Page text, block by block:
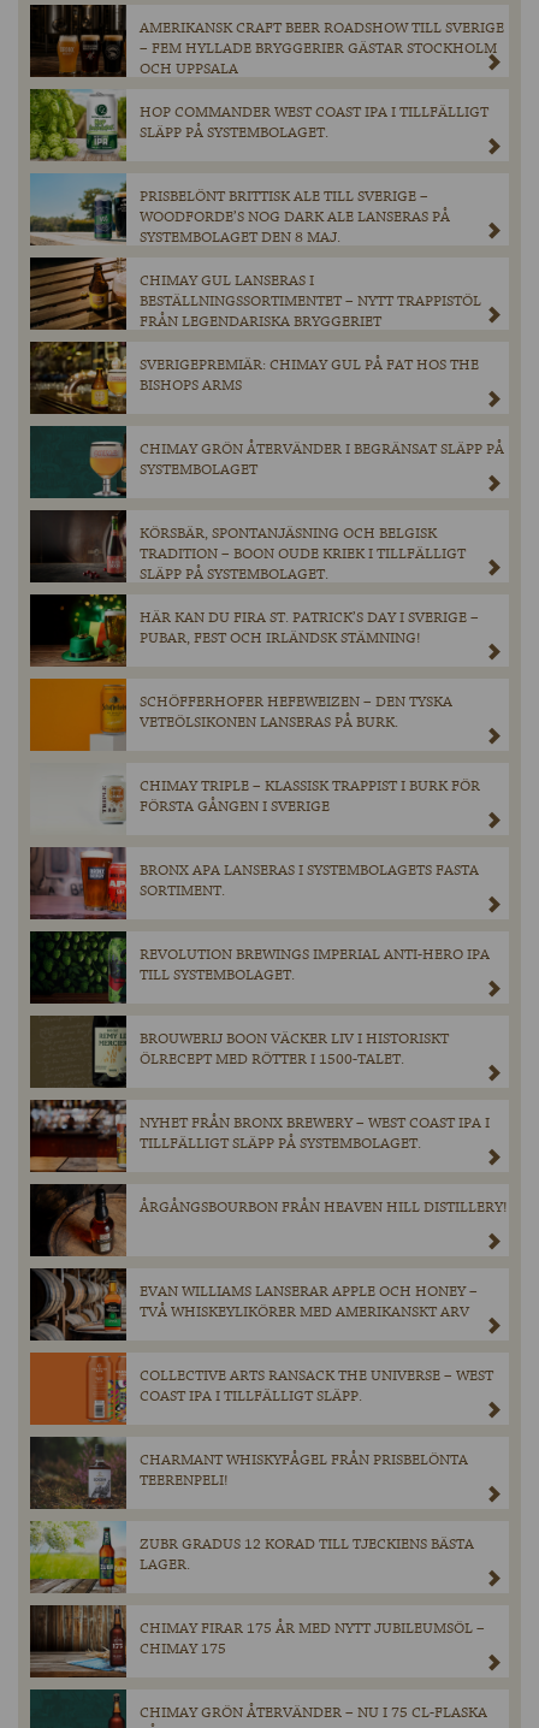
AMERIKANSK CRAFT BEER ROADSHOW TILL SVERIGE
– FEM HYLLADE BRYGGERIER GÄSTAR STOCKHOLM
OCH UPPSALA
HOP COMMANDER WEST COAST IPA I TILLFÄLLIGT
SLÄPP PÅ SYSTEMBOLAGET.
PRISBELÖNT BRITTISK ALE TILL SVERIGE –
WOODFORDE’S NOG DARK ALE LANSERAS PÅ
SYSTEMBOLAGET DEN 8 MAJ.
CHIMAY GUL LANSERAS I
BESTÄLLNINGSSORTIMENTET – NYTT TRAPPISTÖL
FRÅN LEGENDARISKA BRYGGERIET
SVERIGEPREMIÄR: CHIMAY GUL PÅ FAT HOS THE
BISHOPS ARMS
CHIMAY GRÖN ÅTERVÄNDER I BEGRÄNSAT SLÄPP PÅ
SYSTEMBOLAGET
KÖRSBÄR, SPONTANJÄSNING OCH BELGISK
TRADITION – BOON OUDE KRIEK I TILLFÄLLIGT
SLÄPP PÅ SYSTEMBOLAGET.
HÄR KAN DU FIRA ST. PATRICK’S DAY I SVERIGE –
PUBAR, FEST OCH IRLÄNDSK STÄMNING!
SCHÖFFERHOFER HEFEWEIZEN – DEN TYSKA
VETEÖLSIKONEN LANSERAS PÅ BURK.
CHIMAY TRIPLE – KLASSISK TRAPPIST I BURK FÖR
FÖRSTA GÅNGEN I SVERIGE
BRONX APA LANSERAS I SYSTEMBOLAGETS FASTA
SORTIMENT.
REVOLUTION BREWINGS IMPERIAL ANTI-HERO IPA
TILL SYSTEMBOLAGET.
BROUWERIJ BOON VÄCKER LIV I HISTORISKT
ÖLRECEPT MED RÖTTER I 1500-TALET.
NYHET FRÅN BRONX BREWERY – WEST COAST IPA I
TILLFÄLLIGT SLÄPP PÅ SYSTEMBOLAGET.
ÅRGÅNGSBOURBON FRÅN HEAVEN HILL DISTILLERY!
EVAN WILLIAMS LANSERAR APPLE OCH HONEY –
TVÅ WHISKEYLIKÖRER MED AMERIKANSKT ARV
COLLECTIVE ARTS RANSACK THE UNIVERSE – WEST
COAST IPA I TILLFÄLLIGT SLÄPP.
CHARMANT WHISKYFÅGEL FRÅN PRISBELÖNTA
TEERENPELI!
ZUBR GRADUS 12 KORAD TILL TJECKIENS BÄSTA
LAGER.
CHIMAY FIRAR 175 ÅR MED NYTT JUBILEUMSÖL –
CHIMAY 175
CHIMAY GRÖN ÅTERVÄNDER – NU I 75 CL-FLASKA